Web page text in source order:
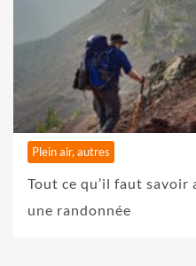
Plein air, autres
Tout ce qu’il faut savoir
une randonnée